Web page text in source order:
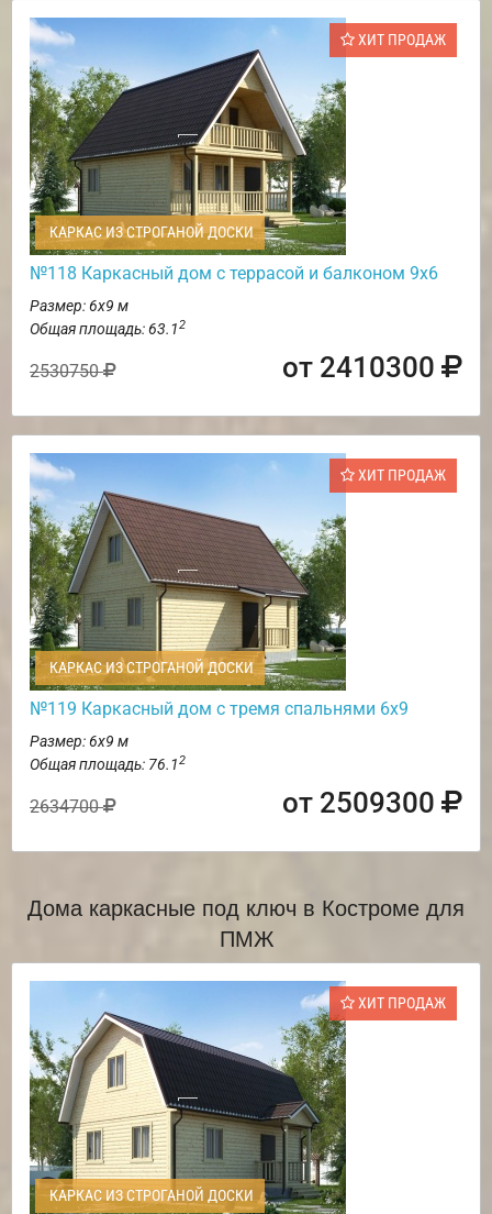
ХИТ ПРОДАЖ
КАРКАС ИЗ СТРОГАНОЙ ДОСКИ
№118 Каркасный дом с террасой и балконом 9х6
Размер: 6х9 м
Общая площадь: 63.12
2530750 от 2410300
ХИТ ПРОДАЖ
КАРКАС ИЗ СТРОГАНОЙ ДОСКИ
№119 Каркасный дом с тремя спальнями 6х9
Размер: 6х9 м
Общая площадь: 76.12
2634700 от 2509300
Дома каркасные под ключ в Костроме для
ПМЖ
ХИТ ПРОДАЖ
КАРКАС ИЗ СТРОГАНОЙ ДОСКИ